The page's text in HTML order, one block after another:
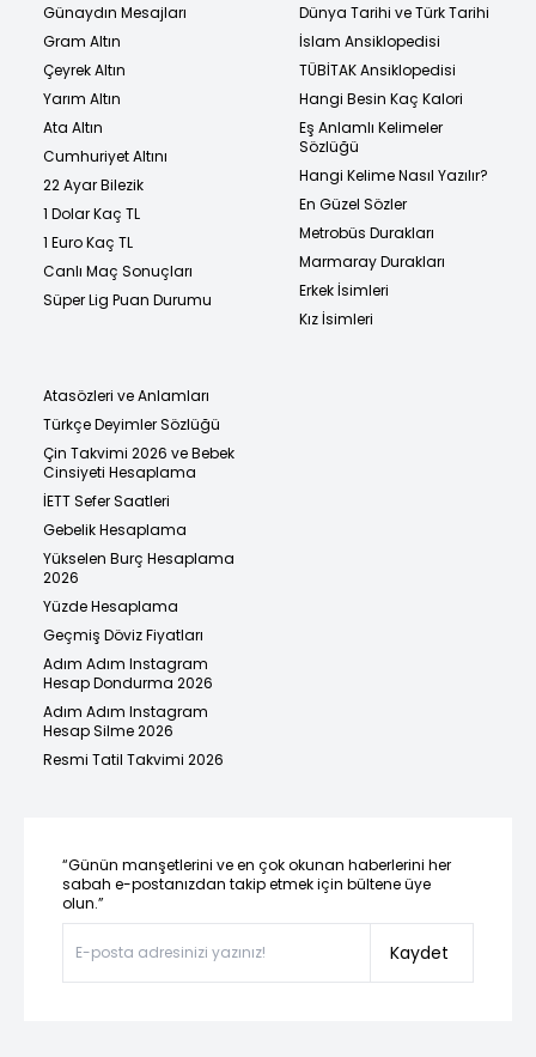
Günaydın Mesajları
Gram Altın
Çeyrek Altın
Yarım Altın
Ata Altın
Cumhuriyet Altını
22 Ayar Bilezik
1 Dolar Kaç TL
1 Euro Kaç TL
Canlı Maç Sonuçları
Süper Lig Puan Durumu
Dünya Tarihi ve Türk Tarihi
İslam Ansiklopedisi
TÜBİTAK Ansiklopedisi
Hangi Besin Kaç Kalori
Eş Anlamlı Kelimeler
Sözlüğü
Hangi Kelime Nasıl Yazılır?
En Güzel Sözler
Metrobüs Durakları
Marmaray Durakları
Erkek İsimleri
Kız İsimleri
Atasözleri ve Anlamları
Türkçe Deyimler Sözlüğü
Çin Takvimi 2026 ve Bebek
Cinsiyeti Hesaplama
İETT Sefer Saatleri
Gebelik Hesaplama
Yükselen Burç Hesaplama
2026
Yüzde Hesaplama
Geçmiş Döviz Fiyatları
Adım Adım Instagram
Hesap Dondurma 2026
Adım Adım Instagram
Hesap Silme 2026
Resmi Tatil Takvimi 2026
“Günün manşetlerini ve en çok okunan haberlerini her
sabah e-postanızdan takip etmek için bültene üye
olun.”
Kaydet